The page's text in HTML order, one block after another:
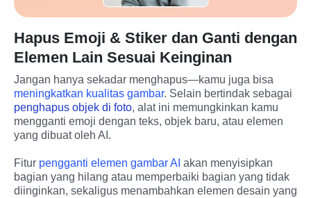
Hapus Emoji & Stiker dan Ganti dengan
Elemen Lain Sesuai Keinginan
meningkatkan kualitas gambar
penghapus objek di foto, alat ini memungkinkan kamu
mengganti emoji dengan teks, objek baru, atau elemen
yang dibuat oleh AI.
Fitur pengganti elemen gambar AI akan menyisipkan
bagian yang hilang atau memperbaiki bagian yang tidak
diinginkan, sekaligus menambahkan elemen desain yang